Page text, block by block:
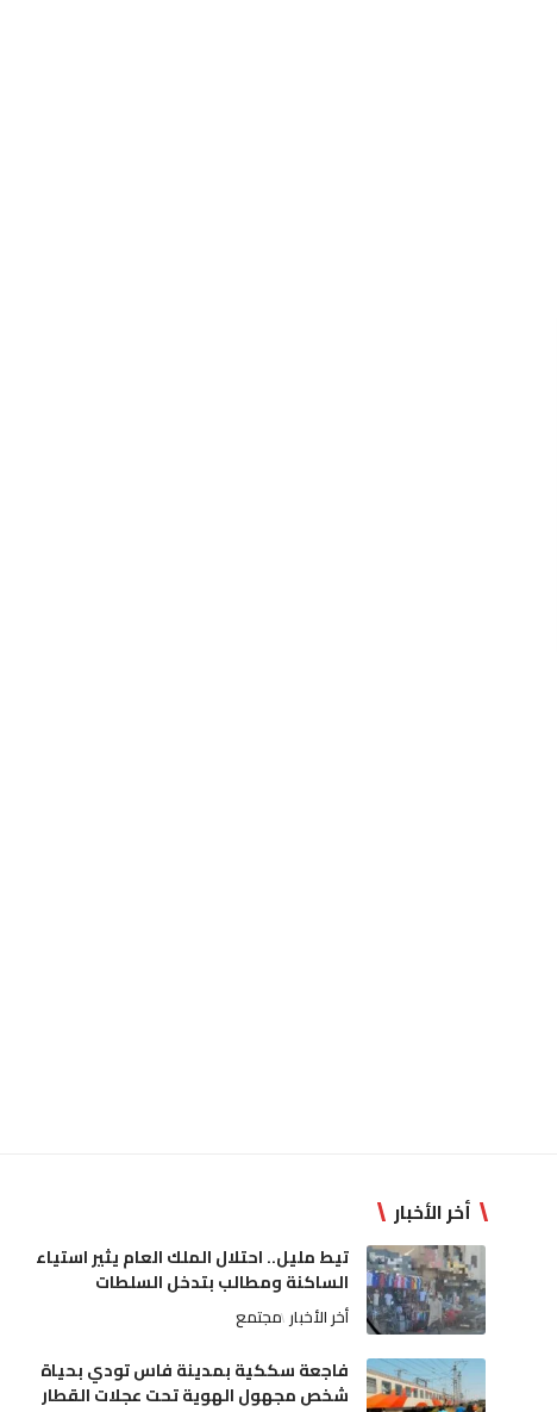
أخر الأخبار
تيط مليل.. احتلال الملك العام يثير استياء
الساكنة ومطالب بتدخل السلطات
أخر الأخبار مجتمع
فاجعة سككية بمدينة فاس تودي بحياة
شخص مجهول الهوية تحت عجلات القطار